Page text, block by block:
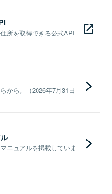
所を取得できる公式API
から。（2026年7月31日
ニュアルを掲載していま